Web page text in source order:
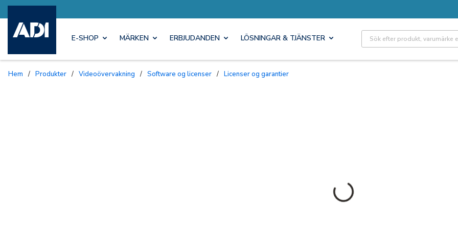
E-SHOP MÄRKEN ERBJUDANDEN LÖSNINGAR & TJÄNSTER Site Search
Hem / Produkter / Videoövervakning / Software og licenser / Licenser og garantier